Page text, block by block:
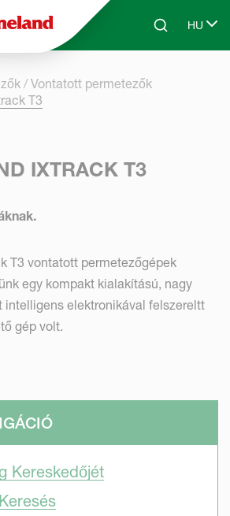
Skip to main contentSearchHU
Select
Vontatott permetezők
T3
IXTRACK T3
T3 vontatott permetezőgépek
egy kompakt kialakítású, nagy
intelligens elektronikával felszereltt
gép volt.
Kereskedőjét